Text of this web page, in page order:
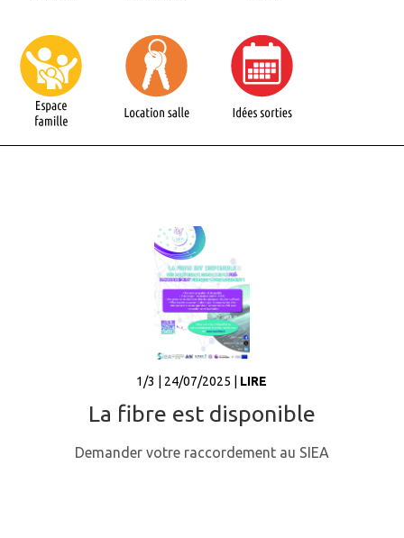
1/3 | 24/07/2025 | LIRE
La fibre est disponible
Demander votre raccordement au SIEA